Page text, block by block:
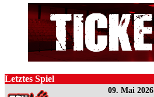
Letztes Spiel
09. Mai 2026